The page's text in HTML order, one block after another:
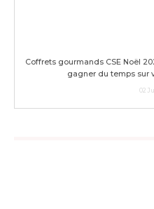
Coffrets gourmands CSE Noël
gagner du temps sur
02